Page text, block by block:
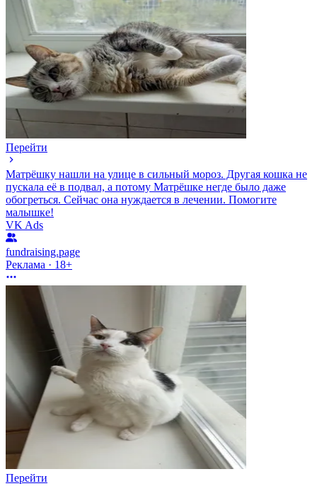
Перейти
Матрёшку нашли на улице в сильный мороз. Другая кошка не
пускала её в подвал, а потому Матрёшке негде было даже
обогреться. Сейчас она нуждается в лечении. Помогите
малышке!
VK Ads
fundraising.page
Реклама · 18+
Перейти